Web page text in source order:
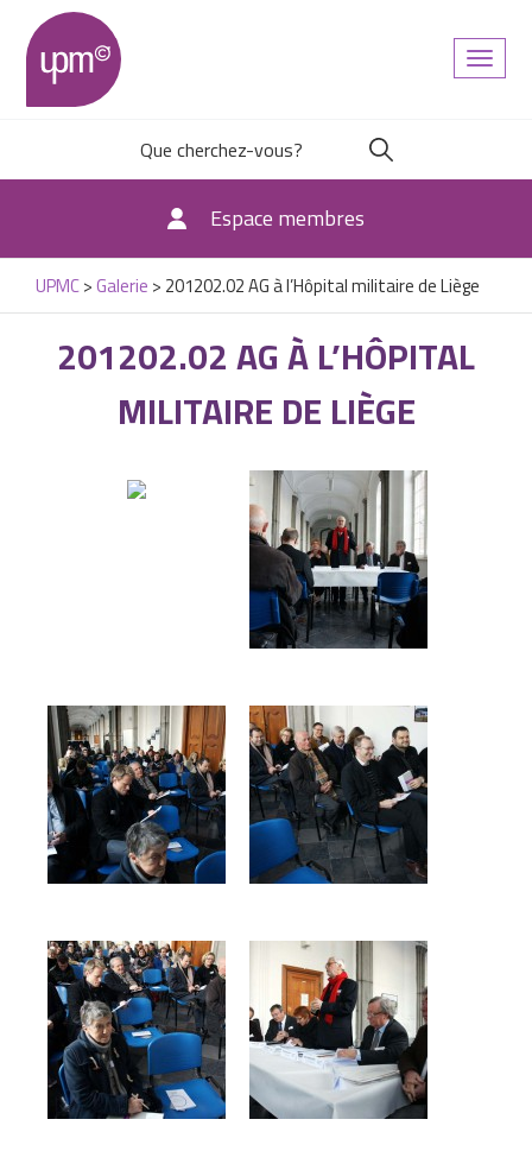
Espace membres
UPMC>Galerie > 201202.02 AG à l’Hôpital militaire de Liège
201202.02 AG À L’HÔPITAL
MILITAIRE DE LIÈGE